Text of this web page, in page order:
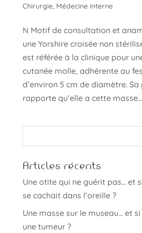
Chirurgie, Médecine interne
N Motif de consultation et
une Yorshire croisée non
est référée à la clinique pour
cutanée molle, adhérente au
d’environ 5 cm de diamètre.
rapporte qu’elle a cette masse...
Articles récents
Une otite qui ne guérit pas… et
se cachait dans l’oreille ?
Une masse sur le museau… et
une tumeur ?